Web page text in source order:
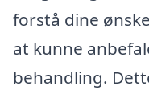
forstå dine
at kunne
behandling.